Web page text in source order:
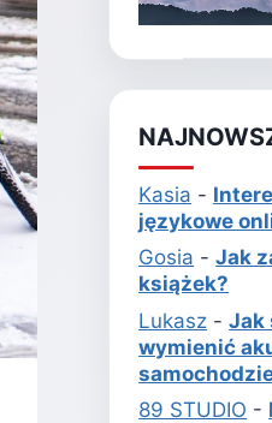
Kasia -
językowe
Gosia -Jak
książek?
Lukasz -Jak
wymienić
89 STUDIO -